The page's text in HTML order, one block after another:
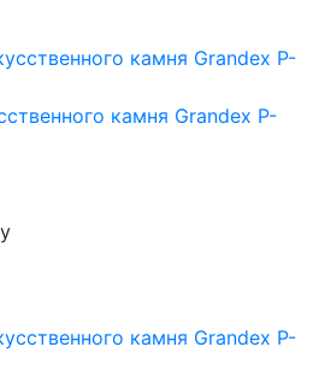
камня Grandex P-